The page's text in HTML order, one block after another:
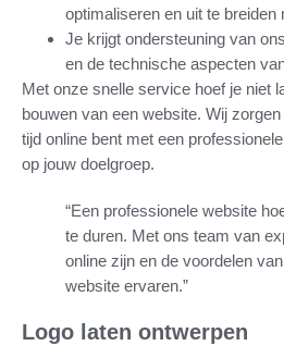
optimaliseren en uit te breiden
Je krijgt ondersteuning van
en de technische aspecten
Met onze snelle service hoef je niet
bouwen van een website. Wij
tijd online bent met een
op jouw doelgroep.
“Een professionele website
te duren. Met ons team van
online zijn en de voordelen
website ervaren.”
Logo laten ontwerpen